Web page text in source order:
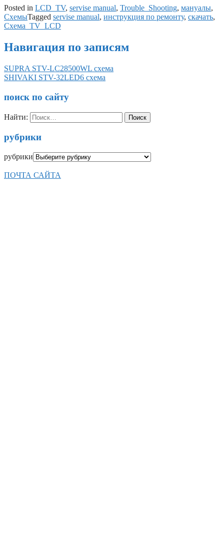
Posted in LCD_TV, servise manual, Trouble_Shooting, мануалы,
СхемыTagged servise manual, инструкция по ремонту, скачать,
Схема_TV_LCD
Навигация по записям
SUPRA STV-LC28500WL схема
SHIVAKI STV-32LED6 схема
поиск по сайту
Найти:
рубрики
рубрики
ПОЧТА САЙТА